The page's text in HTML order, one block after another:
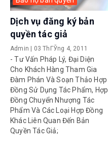
Dịch vụ đăng ký bản
quyền tác giả
Admin | 03 ThГЎng 4, 2011
- Tư Vấn Pháp Lý, Đại Diện
Cho Khách Hàng Tham Gia
Đàm Phán Và Soạn Thảo Hợp
Đồng Sử Dụng Tác Phẩm, Hợp
Đồng Chuyển Nhượng Tác
Phẩm Và Các Loại Hợp Đồng
Khác Liên Quan Đến Bản
Quyền Tác Giả;